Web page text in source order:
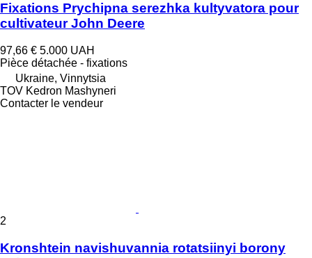
Fixations Prychipna serezhka kultyvatora pour
cultivateur John Deere
97,66 € 5.000 UAH
Pièce détachée - fixations
Ukraine, Vinnytsia
TOV Kedron Mashyneri
Contacter le vendeur
2
Kronshtein navishuvannia rotatsiinyi borony